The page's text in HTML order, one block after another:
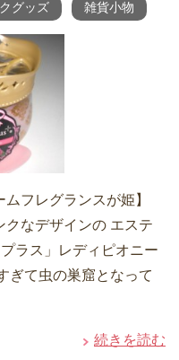
グッズ 雑貨小物
フレグランスが姫】
クなデザインの エステ
ラス」レディピオニー
ぎて虫の巣窟となって
続きを読む